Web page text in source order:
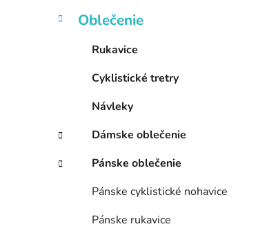
l
Oblečenie
Rukavice
Cyklistické tretry
Návleky
Dámske oblečenie
Pánske oblečenie
Pánske cyklistické nohavice
Pánske rukavice